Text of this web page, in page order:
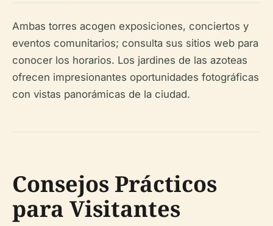
Ambas torres acogen exposiciones, conciertos y
eventos comunitarios; consulta sus sitios web para
conocer los horarios. Los jardines de las azoteas
ofrecen impresionantes oportunidades fotográficas
con vistas panorámicas de la ciudad.
Consejos Prácticos
para Visitantes